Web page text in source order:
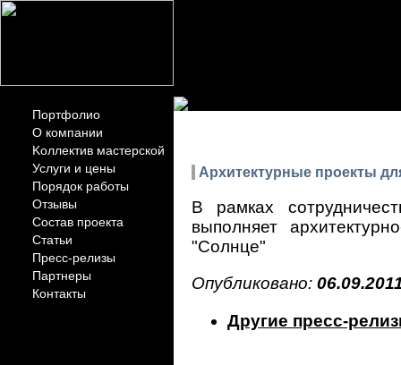
Портфолио
О компании
Kоллектив мастерской
Услуги и цены
Порядок работы
Отзывы
Состав проекта
Статьи
Пресс-релизы
Партнеры
Контакты
Архитектурные проекты
В рамках
выполняет
"Солнце"
Опубликовано:
Другие пресс-